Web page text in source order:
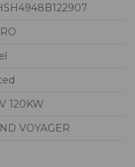
120KW
VOYAGER